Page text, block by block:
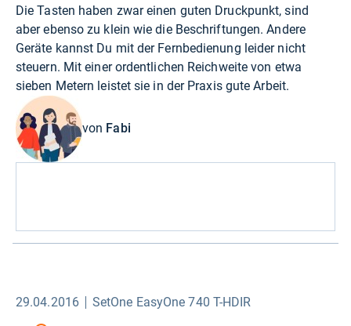
Die Tasten haben zwar einen guten Druckpunkt, sind
aber ebenso zu klein wie die Beschriftungen. Andere
Geräte kannst Du mit der Fernbedienung leider nicht
steuern. Mit einer ordentlichen Reichweite von etwa
sieben Metern leistet sie in der Praxis gute Arbeit.
von Fabi
29.04.2016 SetOne EasyOne 740 T-HDIR